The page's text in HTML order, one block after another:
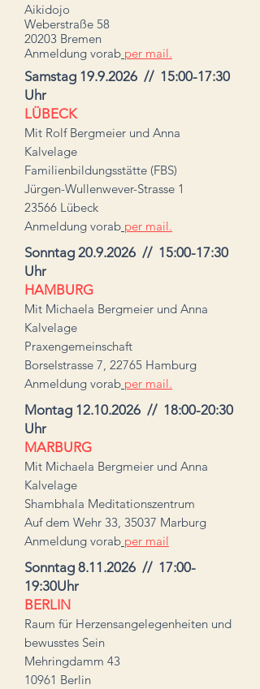
Aikidojo
Weberstraße 58
20203 Bremen
Anmeldung vorab per mail.
Samstag 19.9.2026 // 15:00-17:30
Uhr
LÜBECK
Mit Rolf Bergmeier und Anna
Kalvelage
Familienbildungsstätte (FBS)
Jürgen-Wullenwever-Strasse 1
23566 Lübeck
Anmeldung vorab per mail.
Sonntag 20.9.2026 // 15:00-17:30
Uhr
HAMBURG
Mit Michaela Bergmeier und Anna
Kalvelage
Praxengemeinschaft
Borselstrasse 7, 22765 Hamburg
Anmeldung vorab per mail.
Montag 12.10.2026 // 18:00-20:30
Uhr
MARBURG
Mit Michaela Bergmeier und Anna
Kalvelage
Shambhala Meditationszentrum
Auf dem Wehr 33, 35037 Marburg
Anmeldung vorab per mail
Sonntag 8.11.2026 // 17:00-
19:30Uhr
BERLIN
Raum für Herzensangelegenheiten und
bewusstes Sein
Mehringdamm 43
10961 Berlin